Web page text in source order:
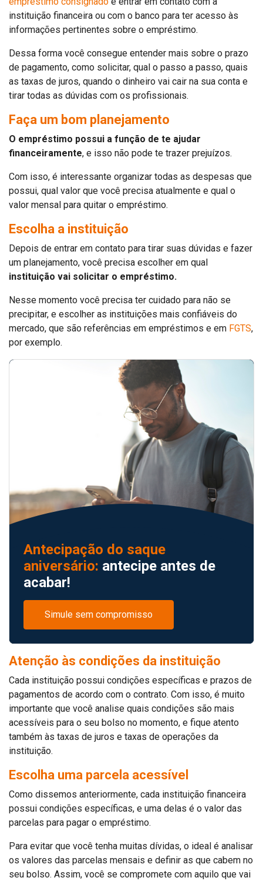
instituição financeira ou com o banco para ter acesso às
informações pertinentes sobre o empréstimo.
Dessa forma você consegue entender mais sobre o prazo
de pagamento, como solicitar, qual o passo a passo, quais
as taxas de juros, quando o dinheiro vai cair na sua conta e
tirar todas as dúvidas com os profissionais.
Faça um bom planejamento
O empréstimo possui a função de te ajudar
financeiramente, e isso não pode te trazer prejuízos.
Com isso, é interessante organizar todas as despesas que
possui, qual valor que você precisa atualmente e qual o
valor mensal para quitar o empréstimo.
Escolha a instituição
Depois de entrar em contato para tirar suas dúvidas e fazer
um planejamento, você precisa escolher em qual
instituição vai solicitar o empréstimo.
Nesse momento você precisa ter cuidado para não se
precipitar, e escolher as instituições mais confiáveis do
mercado, que são referências em empréstimos e em FGTS,
por exemplo.
Antecipação do saque
aniversário: antecipe antes de
acabar!
Simule sem compromisso
Atenção às condições da instituição
Cada instituição possui condições específicas e prazos de
pagamentos de acordo com o contrato. Com isso, é muito
importante que você analise quais condições são mais
acessíveis para o seu bolso no momento, e fique atento
também às taxas de juros e taxas de operações da
instituição.
Escolha uma parcela acessível
Como dissemos anteriormente, cada instituição financeira
possui condições específicas, e uma delas é o valor das
parcelas para pagar o empréstimo.
Para evitar que você tenha muitas dívidas, o ideal é analisar
os valores das parcelas mensais e definir as que cabem no
seu bolso. Assim, você se compromete com aquilo que vai